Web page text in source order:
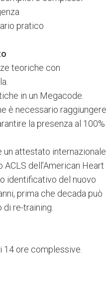
pratico
teoriche con
in un Megacode.
è necessario raggiungere
la presenza al 100%
attestato internazionale
dell’American Heart
identificativo del nuovo
prima che decada può
re-training.
14 ore complessive.